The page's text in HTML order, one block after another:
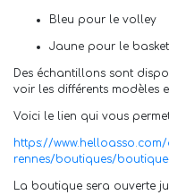
Bleu pour le volley
Jaune pour le basket
Des échantillons sont
voir les différents modèles
Voici le lien qui vous
https://
rennes/boutiques/
La boutique sera ouverte